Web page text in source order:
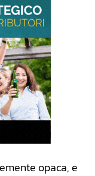
opaca, e